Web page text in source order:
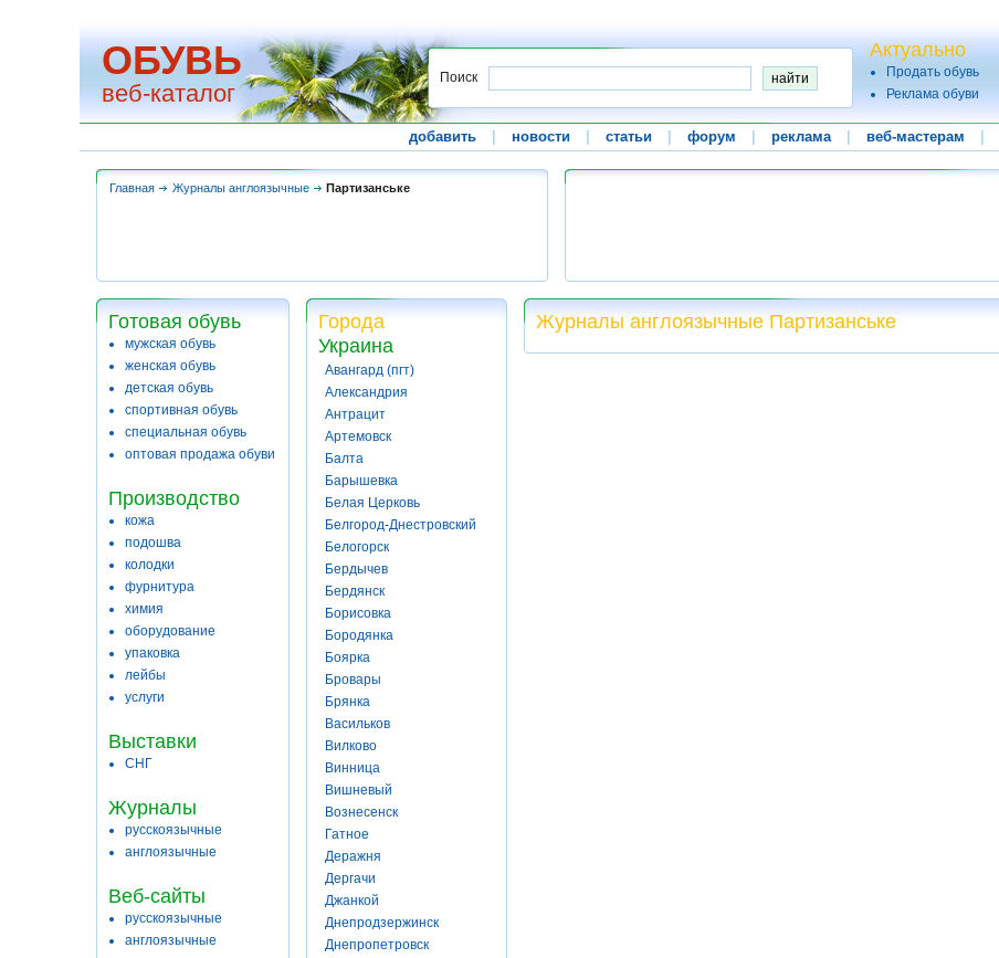
ОБУВЬ
веб-каталог
Поиск
Актуально
Продать обувь
Реклама обуви
добавить новости статьи форум реклама веб-мастерам
Главная Журналы англоязычные Партизанське
Готовая обувь
мужская обувь
женская обувь
детская обувь
спортивная обувь
специальная обувь
оптовая продажа обуви
Производство
кожа
подошва
колодки
фурнитура
химия
оборудование
упаковка
лейбы
услуги
Выставки
СНГ
Журналы
русскоязычные
англоязычные
Веб-сайты
русскоязычные
англоязычные
Города
Украина
Авангард (пгт)
Александрия
Антрацит
Артемовск
Балта
Барышевка
Белая Церковь
Белгород-Днестровский
Белогорск
Бердычев
Бердянск
Борисовка
Бородянка
Боярка
Бровары
Брянка
Васильков
Вилково
Винница
Вишневый
Вознесенск
Гатное
Деражня
Дергачи
Джанкой
Днепродзержинск
Днепропетровск
Журналы англоязычные Партизанське